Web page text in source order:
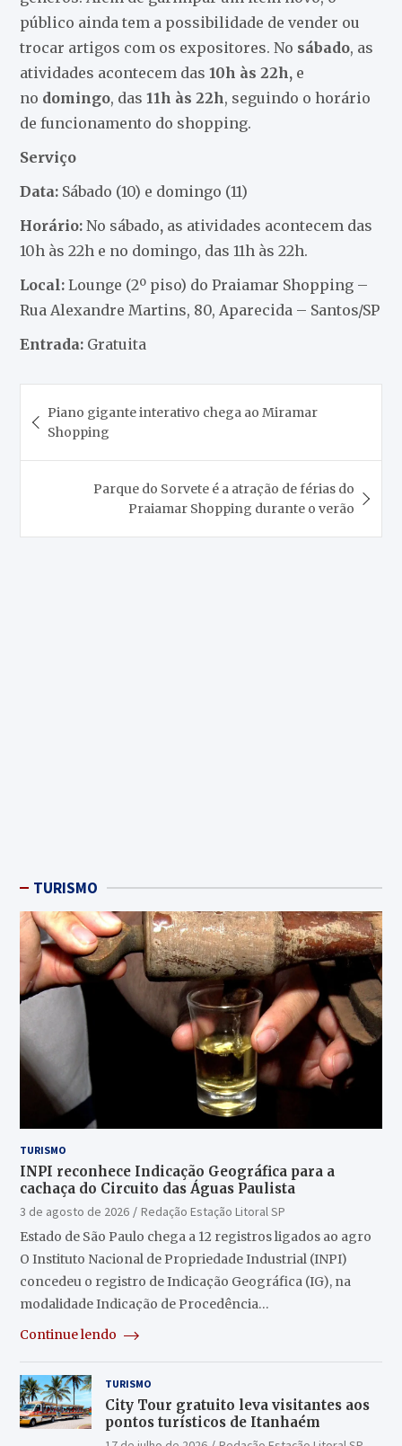
público ainda tem a possibilidade de vender ou
trocar artigos com os expositores. No sábado, as
atividades acontecem das 10h às 22h, e
no domingo, das 11h às 22h, seguindo o horário
de funcionamento do shopping.
Serviço
Data: Sábado (10) e domingo (11)
Horário: No sábado, as atividades acontecem das
10h às 22h e no domingo, das 11h às 22h.
Local: Lounge (2º piso) do Praiamar Shopping –
Rua Alexandre Martins, 80, Aparecida – Santos/SP
Entrada: Gratuita
de
Post
Piano gigante interativo chega ao Miramar
Shopping
Parque do Sorvete é a atração de férias do
Praiamar Shopping durante o verão
TURISMO
TURISMO
INPI reconhece Indicação Geográfica para a
cachaça do Circuito das Águas Paulista
3 de agosto de 2026
Redação Estação Litoral SP
Estado de São Paulo chega a 12 registros ligados ao agro
O Instituto Nacional de Propriedade Industrial (INPI)
concedeu o registro de Indicação Geográfica (IG), na
modalidade Indicação de Procedência…
Continue lendo
TURISMO
City Tour gratuito leva visitantes aos
pontos turísticos de Itanhaém